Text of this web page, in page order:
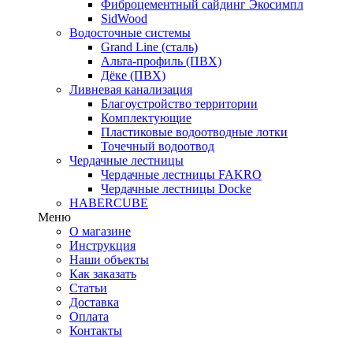
Фиброцементный сайдинг Экосимпл
SidWood
Водосточные системы
Grand Line (сталь)
Альта-профиль (ПВХ)
Дёке (ПВХ)
Ливневая канализация
Благоустройство территории
Комплектующие
Пластиковые водоотводные лотки
Точечный водоотвод
Чердачные лестницы
Чердачные лестницы FAKRO
Чердачные лестницы Docke
HABERCUBE
Меню
О магазине
Инструкция
Наши объекты
Как заказать
Статьи
Доставка
Оплата
Контакты